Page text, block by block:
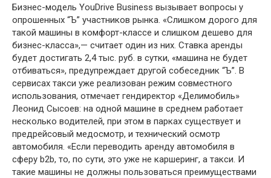
Бизнес-модель YouDrive Business вызывает вопросы у
опрошенных “Ъ” участников рынка. «Слишком дорого для
такой машины в комфорт-классе и слишком дешево для
бизнес-класса»,— считает один из них. Ставка аренды
будет достигать 2,4 тыс. руб. в сутки, «машина не будет
отбиваться», предупреждает другой собеседник “Ъ”. В
сервисах такси уже реализован режим совместного
использования, отмечает гендиректор «Делимобиль»
Леонид Сысоев: на одной машине в среднем работает
несколько водителей, при этом в парках существует и
предрейсовый медосмотр, и технический осмотр
автомобиля. «Если переводить аренду автомобиля в
сферу b2b, то, по сути, это уже не каршеринг, а такси. И
такие машины не должны пользоваться преимуществами